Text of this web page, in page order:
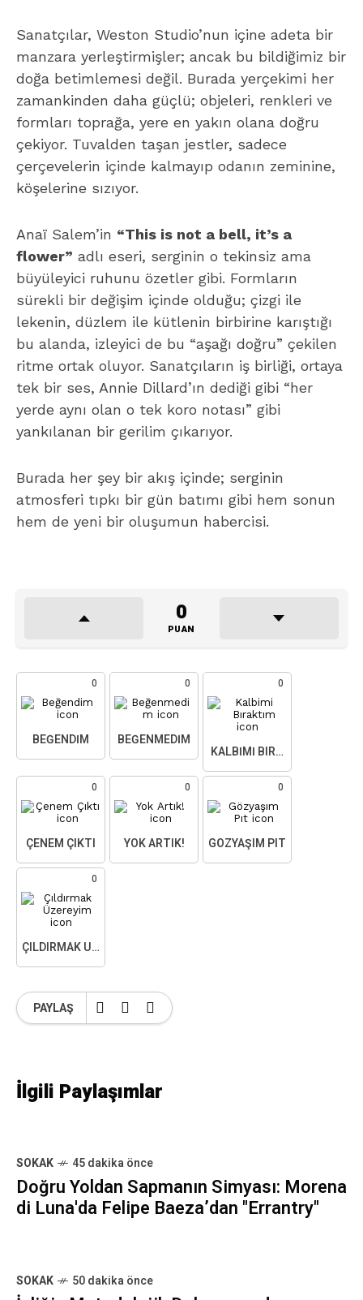
Sanatçılar, Weston Studio’nun içine adeta bir
manzara yerleştirmişler; ancak bu bildiğimiz bir
doğa betimlemesi değil. Burada yerçekimi her
zamankinden daha güçlü; objeleri, renkleri ve
formları toprağa, yere en yakın olana doğru
çekiyor. Tuvalden taşan jestler, sadece
çerçevelerin içinde kalmayıp odanın zeminine,
köşelerine sızıyor.
Anaï Salem’in “This is not a bell, it’s a
flower” adlı eseri, serginin o tekinsiz ama
büyüleyici ruhunu özetler gibi. Formların
sürekli bir değişim içinde olduğu; çizgi ile
lekenin, düzlem ile kütlenin birbirine karıştığı
bu alanda, izleyici de bu “aşağı doğru” çekilen
ritme ortak oluyor. Sanatçıların iş birliği, ortaya
tek bir ses, Annie Dillard’ın dediği gibi “her
yerde aynı olan o tek koro notası” gibi
yankılanan bir gerilim çıkarıyor.
Burada her şey bir akış içinde; serginin
atmosferi tıpkı bir gün batımı gibi hem sonun
hem de yeni bir oluşumun habercisi.
0
PUAN
0
BEĞENDIM
0
BEĞENMEDIM
0
KALBIMI BIRAKTIM
0
ÇENEM ÇIKTI
0
YOK ARTIK!
0
GÖZYAŞIM PIT
0
ÇILDIRMAK ÜZEREYIM
PAYLAŞ
İlgili Paylaşımlar
SOKAK 45 dakika önce
Doğru Yoldan Sapmanın Simyası: Morena
di Luna'da Felipe Baeza’dan "Errantry"
SOKAK 50 dakika önce